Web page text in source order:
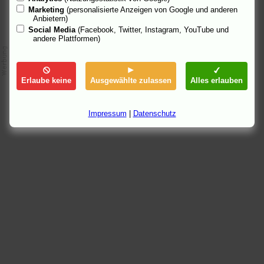
Marketing (personalisierte Anzeigen von Google und anderen
Anbietern)
Social Media (Facebook, Twitter, Instagram, YouTube und
andere Plattformen)
Erlaube keine Ausgewählte zulassen Alles erlauben
Impressum Datenschutz